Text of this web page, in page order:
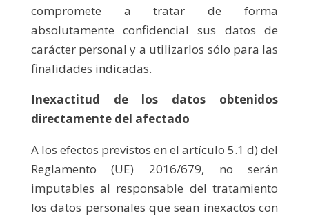
compromete a tratar de forma
absolutamente confidencial sus datos de
carácter personal y a utilizarlos sólo para las
finalidades indicadas.
Inexactitud de los datos obtenidos
directamente del afectado
A los efectos previstos en el artículo 5.1 d) del
Reglamento (UE) 2016/679, no serán
imputables al responsable del tratamiento
los datos personales que sean inexactos con